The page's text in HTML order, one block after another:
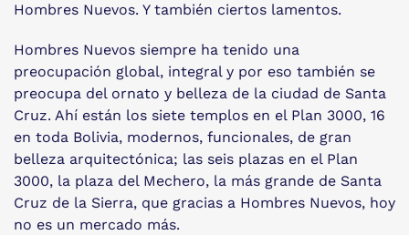
Hombres Nuevos. Y también ciertos lamentos.
Hombres Nuevos siempre ha tenido una
preocupación global, integral y por eso también se
preocupa del ornato y belleza de la ciudad de Santa
Cruz. Ahí están los siete templos en el Plan 3000, 16
en toda Bolivia, modernos, funcionales, de gran
belleza arquitectónica; las seis plazas en el Plan
3000, la plaza del Mechero, la más grande de Santa
Cruz de la Sierra, que gracias a Hombres Nuevos, hoy
no es un mercado más.